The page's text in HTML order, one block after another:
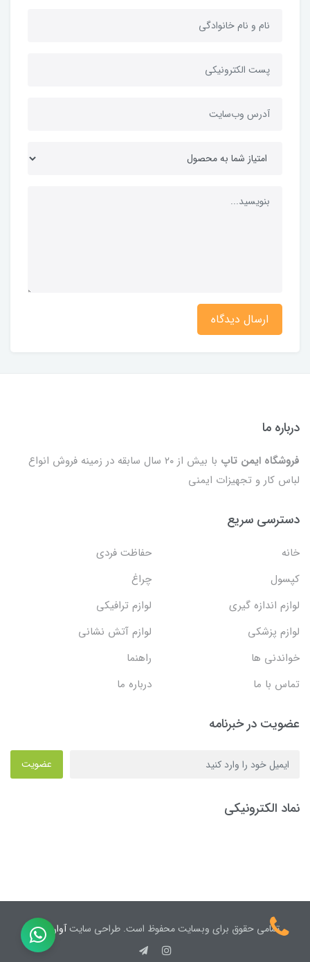
ارسال دیدگاه
درباره ما
فروشگاه ایمن تاپ
با بیش از ۲۰ سال سابقه در زمینه فروش انواع
لباس کار و تجهیزات ایمنی
دسترسی سریع
خانه
حفاظت فردی
کپسول
چراغ
لوازم اندازه گیری
لوازم ترافیکی
لوازم پزشکی
لوازم آتش نشانی
خواندنی ها
راهنما
تماس با ما
درباره ما
عضویت در خبرنامه
عضویت
نماد الکترونیکی
تمامی حقوق برای وبسایت محفوظ است. طراحی سایتآوان نیک